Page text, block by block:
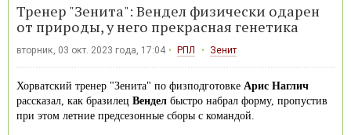
Тренер "Зенита": Вендел физически одарен
от природы, у него прекрасная генетика
вторник, 03 окт. 2023 года, 17:04 РПЛ Зенит
Хорватский тренер "Зенита" по физподготовке Арис Наглич
рассказал, как бразилец Вендел быстро набрал форму, пропустив
при этом летние предсезонные сборы с командой.